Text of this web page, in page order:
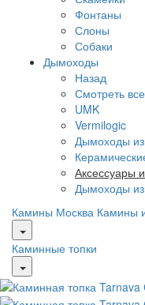
Фонтаны
Слоны
Собаки
Дымоходы
Назад
Смотреть все
UMK
Vermilogic
Дымоходы
Аксессуары
Дымоходы из
Камины Москва Камины
Каминные топки